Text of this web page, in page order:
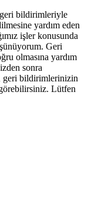
bildirimleriyle
yardım eden
işler konusunda
Geri
olmasına yardım
sonra
geri bildirimlerinizin
Lütfen